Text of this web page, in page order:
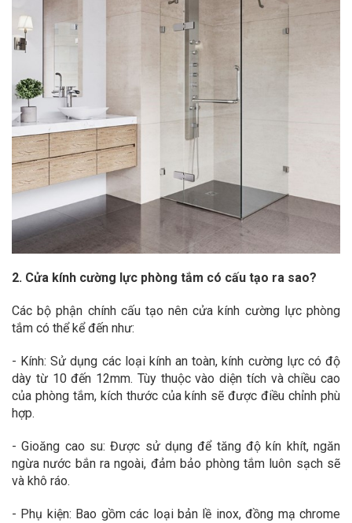
2. Cửa kính cường lực phòng tắm có cấu tạo ra sao?
Các bộ phận chính cấu tạo nên cửa kính cường lực phòng
tắm có thể kể đến như:
- Kính: Sử dụng các loại kính an toàn, kính cường lực có độ
dày từ 10 đến 12mm. Tùy thuộc vào diện tích và chiều cao
của phòng tắm, kích thước của kính sẽ được điều chỉnh phù
hợp.
- Gioăng cao su: Được sử dụng để tăng độ kín khít, ngăn
ngừa nước bắn ra ngoài, đảm bảo phòng tắm luôn sạch sẽ
và khô ráo.
- Phụ kiện: Bao gồm các loại bản lề inox, đồng mạ chrome